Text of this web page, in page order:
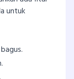
untuk